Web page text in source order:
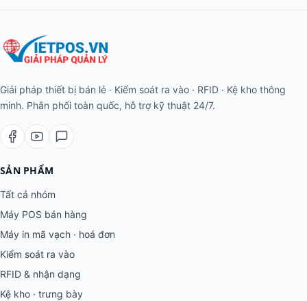
Giải pháp thiết bị bán lẻ · Kiểm soát ra vào · RFID · Kệ kho thông
minh. Phân phối toàn quốc, hỗ trợ kỹ thuật 24/7.
SẢN PHẨM
Tất cả nhóm
Máy POS bán hàng
Máy in mã vạch · hoá đơn
Kiểm soát ra vào
RFID & nhận dạng
Kệ kho · trưng bày